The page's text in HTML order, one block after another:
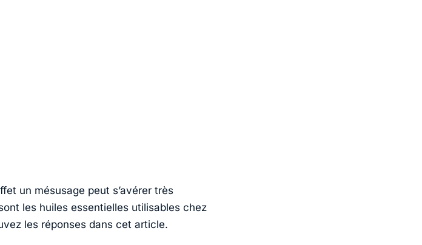
un mésusage peut s’avérer très
les huiles essentielles utilisables chez
les réponses dans cet article.